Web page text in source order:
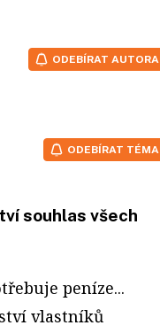
ODEBÍRAT AUTORA
ODEBÍRAT TÉMA
souhlas všech
peníze...
vlastníků